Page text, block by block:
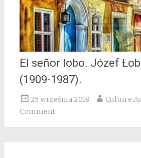
El señor lobo. Józef
(1909-1987).
25 września 2018 Culture
Comment